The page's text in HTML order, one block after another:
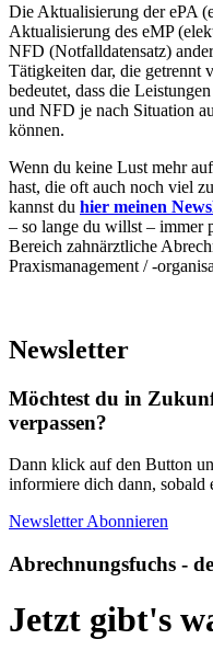
Die Aktualisierung der ePA
Aktualisierung des eMP
NFD (Notfalldatensatz)
Tätigkeiten dar, die getrennt
bedeutet, dass die
und NFD je nach Situation
können.
Wenn du keine Lust mehr
hast, die oft auch noch viel
kannst du hier meinen
– so lange du willst – immer
Bereich zahnärztliche
Praxismanagement / -
Newsletter
Möchtest du in
verpassen?
Dann klick auf den Button
informiere dich dann, sobald
Newsletter Abonnieren
Abrechnungsfuchs -
Jetzt gibt's